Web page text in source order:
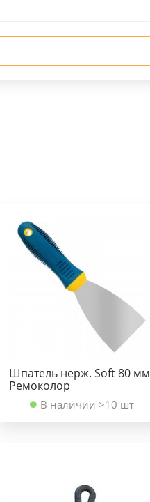
Шпатель нерж. Soft 80 мм
Ремоколор
В наличии >10 шт